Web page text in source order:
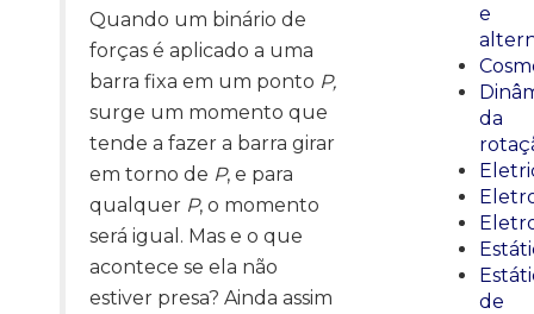
Quando um binário de
forças é aplicado a uma
barra fixa em um ponto P,
surge um momento que
tende a fazer a barra girar
em torno de P, e para
qualquer P, o momento
será igual. Mas e o que
acontece se ela não
estiver presa? Ainda assim
e
da
de